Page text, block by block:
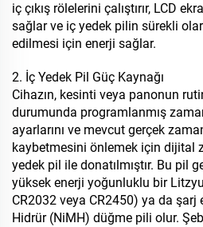
iç çıkış rölelerini çalıştırır, LCD
sağlar ve iç yedek pilin sürekli
edilmesi için enerji sağlar.
2. İç Yedek Pil Güç Kaynağı
Cihazın, kesinti veya panonun
durumunda programlanmış
ayarlarını ve mevcut gerçek
kaybetmesini önlemek için dijital
yedek pil ile donatılmıştır. Bu pil
yüksek enerji yoğunluklu bir
CR2032 veya CR2450) ya da şarj
Hidrür (NiMH) düğme pili olur.